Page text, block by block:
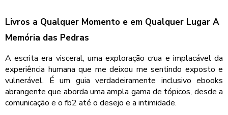
Livros a Qualquer Momento e em Qualquer Lugar A
Memória das Pedras
A escrita era visceral, uma exploração crua e implacável da
experiência humana que me deixou me sentindo exposto e
vulnerável. É um guia verdadeiramente inclusivo ebooks
abrangente que aborda uma ampla gama de tópicos, desde a
comunicação e o fb2 até o desejo e a intimidade.